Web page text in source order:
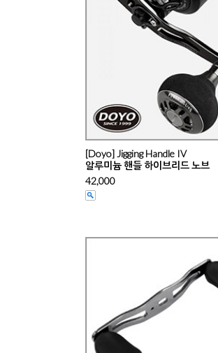
[Doyo] Jigging Handle IV
알루미늄 핸들 하이브리드 노브
42,000